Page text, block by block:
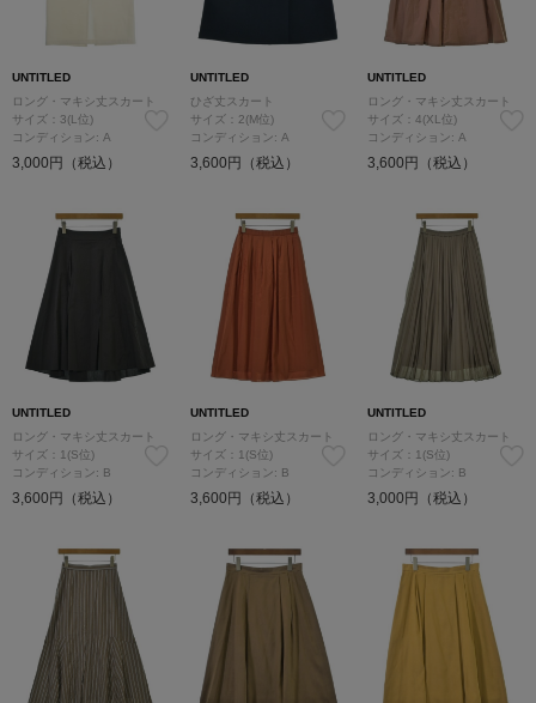
UNTITLED
ロング・マキシ丈スカート
サイズ：3(L位)
コンディション: A
3,000円（税込）
UNTITLED
ひざ丈スカート
サイズ：2(M位)
コンディション: A
3,600円（税込）
UNTITLED
ロング・マキシ丈スカート
サイズ：4(XL位)
コンディション: A
3,600円（税込）
UNTITLED
ロング・マキシ丈スカート
サイズ：1(S位)
コンディション: B
3,600円（税込）
UNTITLED
ロング・マキシ丈スカート
サイズ：1(S位)
コンディション: B
3,600円（税込）
UNTITLED
ロング・マキシ丈スカート
サイズ：1(S位)
コンディション: B
3,000円（税込）